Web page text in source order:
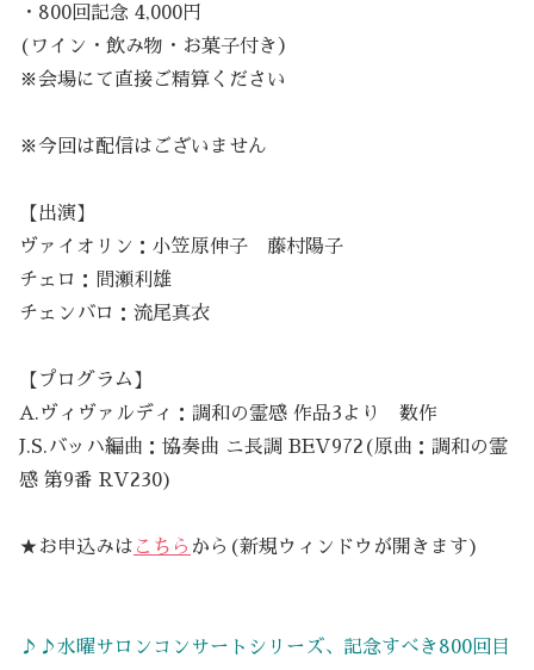
・800回記念 4,000円
(ワイン・飲み物・お菓子付き）
※会場にて直接ご精算ください
※今回は配信はございません
【出演】
ヴァイオリン：小笠原伸子 藤村陽子
チェロ：間瀬利雄
チェンバロ：流尾真衣
【プログラム】
A.ヴィヴァルディ：調和の霊感 作品3より 数作
J.S.バッハ編曲：協奏曲 ニ長調 BEV972(原曲：調和の霊
感 第9番 RV230)
★お申込みは こちら から(新規ウィンドウが開きます)
♪♪水曜サロンコンサートシリーズ、記念すべき800回目